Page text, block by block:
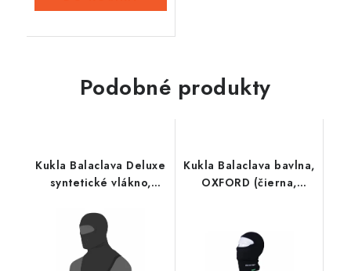
Podobné produkty
Kukla Balaclava Deluxe
syntetické vlákno,
prieduchmi a dlhým
golierom)
Kukla Balaclava bavlna,
OXFORD (čierna,